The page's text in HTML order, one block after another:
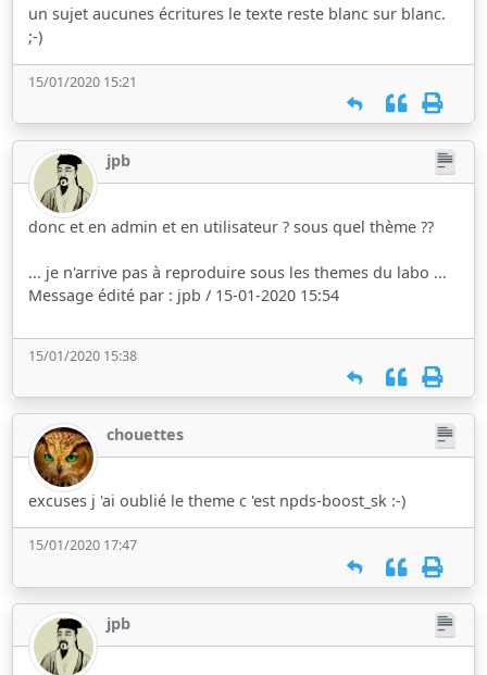
un sujet aucunes écritures le texte reste blanc sur blanc.
;-)
15/01/2020 15:21
jpb
donc et en admin et en utilisateur ? sous quel thème ??
... je n'arrive pas à reproduire sous les themes du labo ...
Message édité par : jpb / 15-01-2020 15:54
15/01/2020 15:38
chouettes
excuses j 'ai oublié le theme c 'est npds-boost_sk :-)
15/01/2020 17:47
jpb